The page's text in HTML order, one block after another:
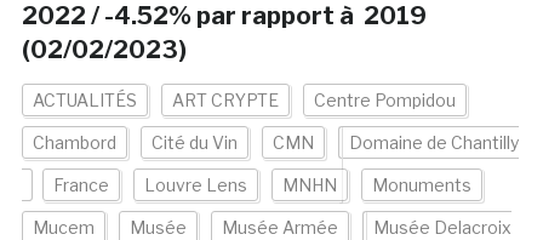
2022 / -4.52% par rapport à 2019
(02/02/2023)
ACTUALITÉS ART CRYPTE Centre Pompidou
Chambord Cité du Vin CMN Domaine de Chantilly
France Louvre Lens MNHN Monuments
Mucem Musée Musée Armée Musée Delacroix